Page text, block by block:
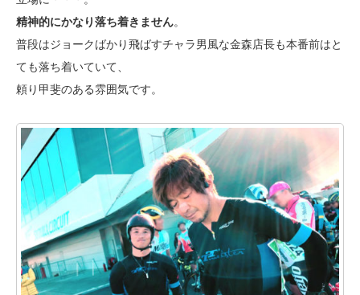
精神的にかなり落ち着きません。
普段はジョークばかり飛ばすチャラ男風な金森店長も本番前はと
ても落ち着いていて、
頼り甲斐のある雰囲気です。